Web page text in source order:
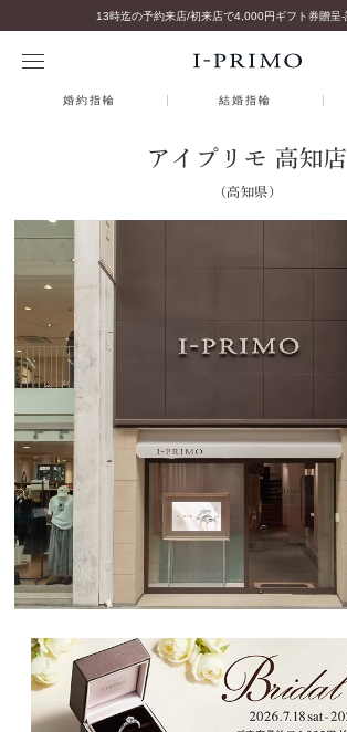
婚約指輪 結婚指輪
アイプリモ 高知店
（高知県）